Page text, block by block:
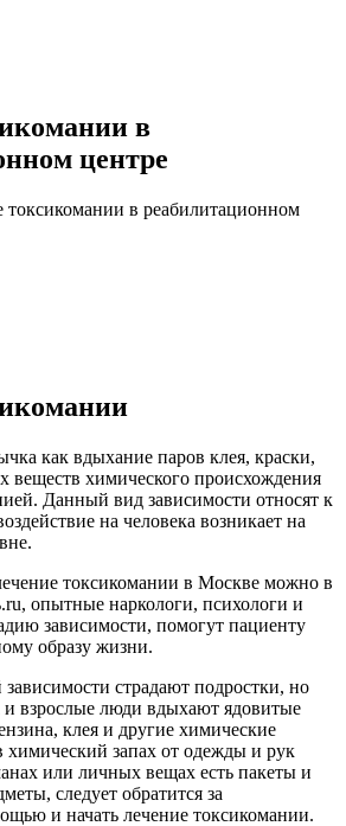
в
центре
в реабилитационном
как вдыхание паров клея, краски,
веществ химического происхождения
Данный вид зависимости относят к
на человека возникает на
токсикомании в Москве можно в
опытные наркологи, психологи и
зависимости, помогут пациенту
образу жизни.
страдают подростки, но
и взрослые люди вдыхают ядовитые
клея и другие химические
запах от одежды и рук
или личных вещах есть пакеты и
следует обратится за
и начать лечение токсикомании.